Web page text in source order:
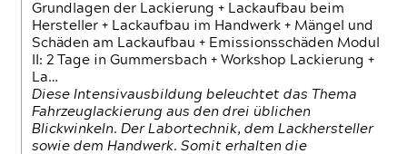
Grundlagen der Lackierung + Lackaufbau beim
Hersteller + Lackaufbau im Handwerk + Mängel und
Schäden am Lackaufbau + Emissionsschäden Modul
II: 2 Tage in Gummersbach + Workshop Lackierung +
La…
Diese Intensivausbildung beleuchtet das Thema
Fahrzeuglackierung aus den drei üblichen
Blickwinkeln. Der Labortechnik, dem Lackhersteller
sowie dem Handwerk. Somit erhalten die